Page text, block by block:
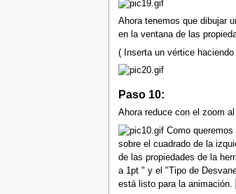
Ahora tenemos que dibujar
en la ventana de las
( Inserta un vértice
Paso 10:
Ahora reduce con el zoom
Como queremos
sobre el cuadrado de la
de las propiedades de la
a 1pt " y el "Tipo de
está listo para la animación.